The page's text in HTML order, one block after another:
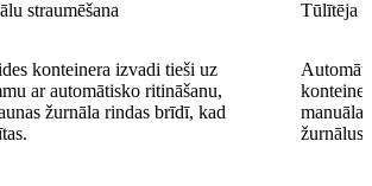
straumēšana
konteinera izvadi tieši uz
ar automātisko ritināšanu,
žurnāla rindas brīdī, kad
Tūlītēja
manuāla
žurnālus.